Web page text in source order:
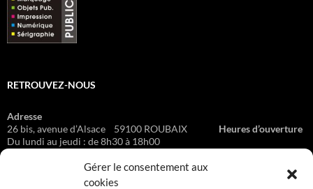
Gérer le consentement aux
cookies
RETROUVEZ-NOUS
Adresse
26 bis, avenue d’Alsace 59100 ROUBAIX Heures d’ouverture
Du lundi au jeudi : de 8h30 à 18h00